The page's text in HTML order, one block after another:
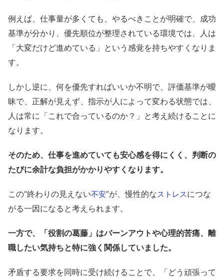
例えば、仕事量が多くても、やるべきことが明確で、成功
基準が分かり、優先順位が整理されている環境では、人は
「大変だけど進めている」という感覚を持ちやすくなりま
す。
しかし逆に、何を優先すればいいか不明で、評価基準が曖
昧で、正解が見えず、指示が人によって変わる状態では、
人は常に「これで合っているのか？」と考え続けることに
なります。
そのため、仕事を進めていても安心感を得にくく、判断の
たびに余計な負担がかかりやすくなります。
この“終わりの見えない不安”が、慢性的なストレスにつな
がる一因になると考えられます。
一方で、「役割の葛藤」はバーンアウトや心理的苦痛、離
職したい気持ちと特に強く関係していました。
矛盾する要求を同時に受け続けることで、「どう頑張って